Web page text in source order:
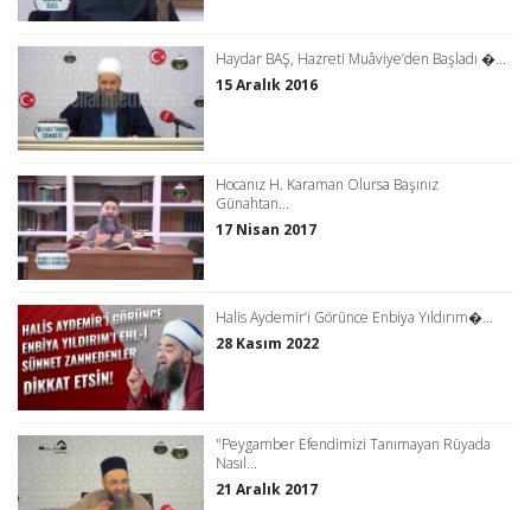
Haydar BAŞ, Hazreti Muâviye’den Başladı �...
15 Aralık 2016
Hocanız H. Karaman Olursa Başınız
Günahtan...
17 Nisan 2017
Halis Aydemir’i Görünce Enbiya Yıldırım�...
28 Kasım 2022
"Peygamber Efendimizi Tanımayan Rüyada
Nasıl...
21 Aralık 2017